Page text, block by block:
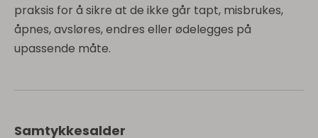
praksis for å sikre at de ikke går tapt, misbrukes,
åpnes, avsløres, endres eller ødelegges på
upassende måte.
Samtykkesalder